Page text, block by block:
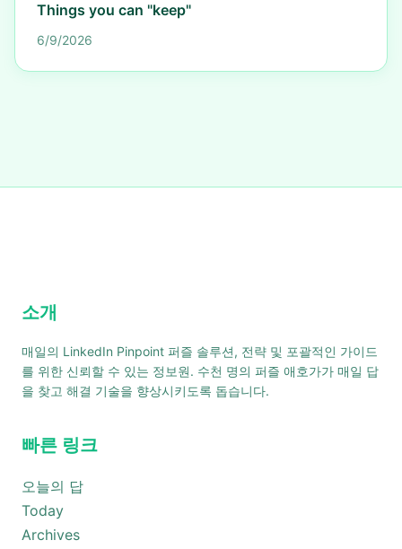
Things you can "keep"
6/9/2026
소개
매일의 LinkedIn Pinpoint 퍼즐 솔루션, 전략 및 포괄적인 가이드
를 위한 신뢰할 수 있는 정보원. 수천 명의 퍼즐 애호가가 매일 답
을 찾고 해결 기술을 향상시키도록 돕습니다.
빠른 링크
오늘의 답
Today
Archives